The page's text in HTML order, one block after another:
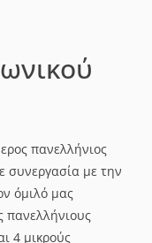
πανελλήνιος
συνεργασία με την
όμιλό μας
πανελλήνιους
4 μικρούς